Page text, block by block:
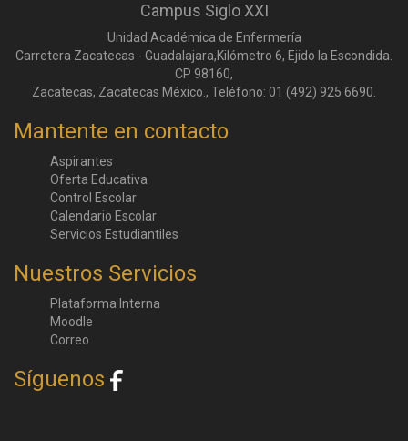
Campus Siglo XXI
Unidad Académica de Enfermería
Carretera Zacatecas - Guadalajara,Kilómetro 6, Ejido la Escondida.
CP 98160,
Zacatecas, Zacatecas México., Teléfono: 01 (492) 925 6690.
Mantente en contacto
Aspirantes
Oferta Educativa
Control Escolar
Calendario Escolar
Servicios Estudiantiles
Nuestros Servicios
Plataforma Interna
Moodle
Correo
Síguenos